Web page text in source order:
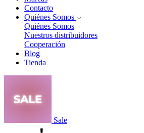
Contacto
Quiénes Somos
Quiénes Somos
Nuestros distribuidores
Cooperación
Blog
Tienda
Sale